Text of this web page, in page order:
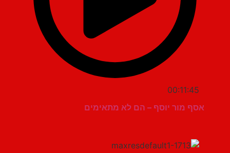
00:11:45
אסף מור יוסף – הם לא מתאימים